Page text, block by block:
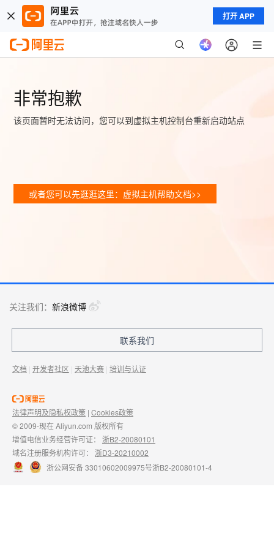
打开 APP
非常抱歉
该页面暂时无法访问，您可以到虚拟主机控制台重新启动站点
或者您可以先逛逛这里：虚拟主机帮助文档>>